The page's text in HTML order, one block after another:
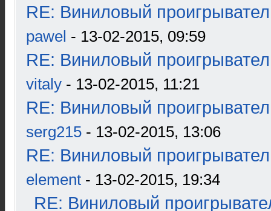
RE: Виниловый
pawel - 13-02-2015, 09:59
RE: Виниловый
vitaly - 13-02-2015, 11:21
RE: Виниловый
serg215 - 13-02-2015, 13:06
RE: Виниловый
element - 13-02-2015, 19:34
RE: Виниловый